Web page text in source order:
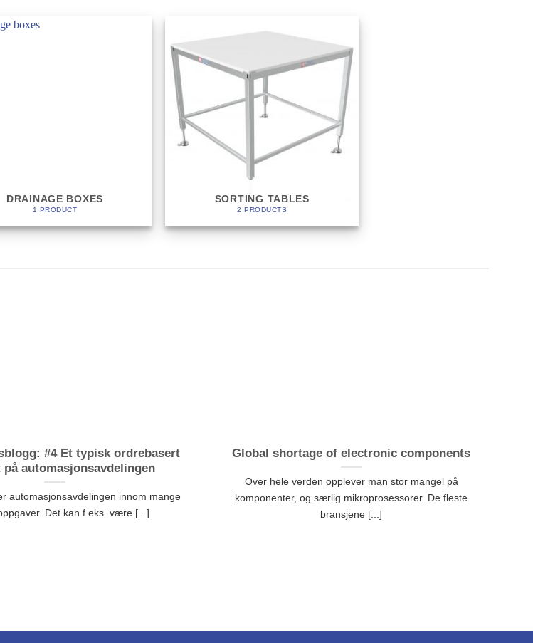
DRAINAGE BOXES
1 PRODUCT
SORTING TABLES
2 PRODUCTS
#4 Et typisk ordrebasert
på automasjonsavdelingen
automasjonsavdelingen innom mange
Det kan f.eks. være [...]
Global shortage of electronic components
Over hele verden opplever man stor mangel på
komponenter, og særlig mikroprosessorer. De fleste
bransjene [...]